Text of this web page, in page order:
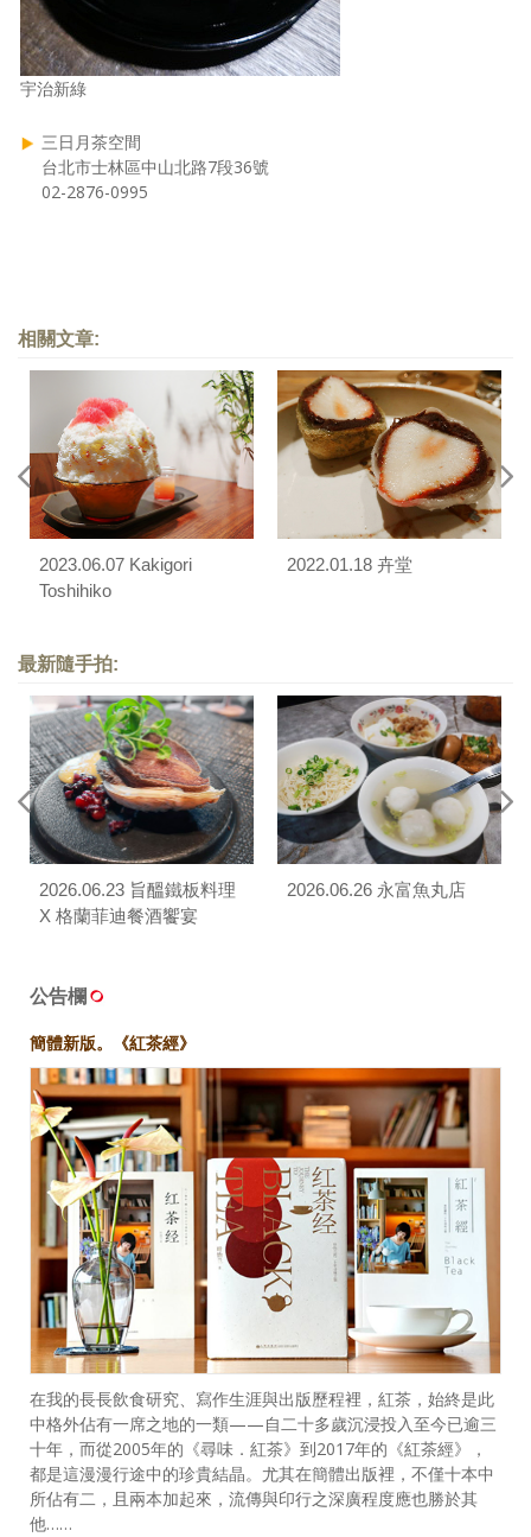
宇治新綠
三日月茶空間
台北市士林區中山北路7段36號
02-2876-0995
相關文章:
2023.06.07 Kakigori
Toshihiko
2022.01.18 卉堂
最新隨手拍:
2026.06.23 旨醞鐵板料理
X 格蘭菲迪餐酒饗宴
2026.06.26 永富魚丸店
公告欄
簡體新版。《紅茶經》
在我的長長飲食研究、寫作生涯與出版歷程裡，紅茶，始終是此
中格外佔有一席之地的一類——自二十多歲沉浸投入至今已逾三
十年，而從2005年的《尋味．紅茶》到2017年的《紅茶經》，
都是這漫漫行途中的珍貴結晶。尤其在簡體出版裡，不僅十本中
所佔有二，且兩本加起來，流傳與印行之深廣程度應也勝於其
他……